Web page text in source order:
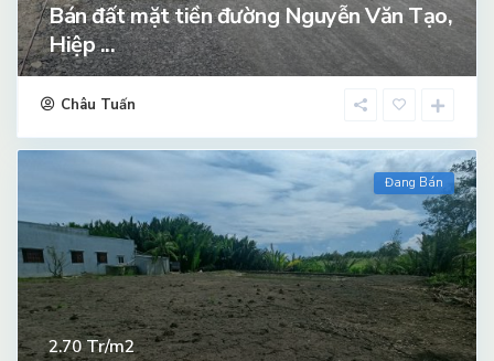
Bán đất mặt tiền đường Nguyễn Văn Tạo,
Hiệp ...
Châu Tuấn
Đang Bán
2.70Tr/m2